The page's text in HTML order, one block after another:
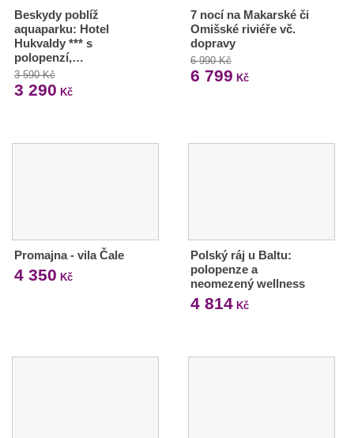
Beskydy poblíž
aquaparku: Hotel
Hukvaldy *** s
polopenzí,…
3 590 Kč
3 290 Kč
7 nocí na Makarské či
Omišské riviéře vč.
dopravy
6 990 Kč
6 799 Kč
Promajna - vila Čale
4 350 Kč
Polský ráj u Baltu:
polopenze a
neomezený wellness
4 814Kč